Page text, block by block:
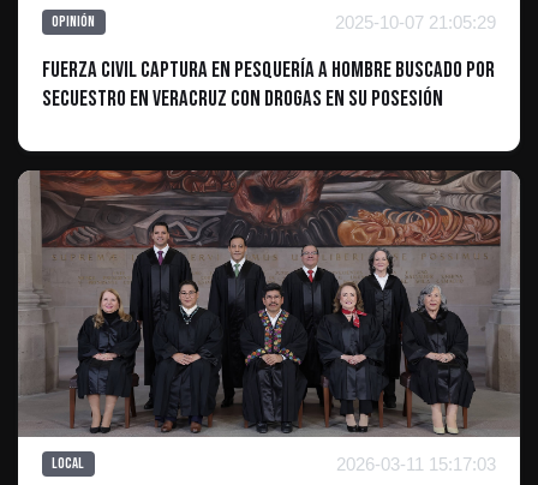
Opinión 2025-10-07 21:05:29
Fuerza Civil Captura en Pesquería a Hombre Buscado por
Secuestro en Veracruz con Drogas en su Posesión
Local 2026-03-11 15:17:03